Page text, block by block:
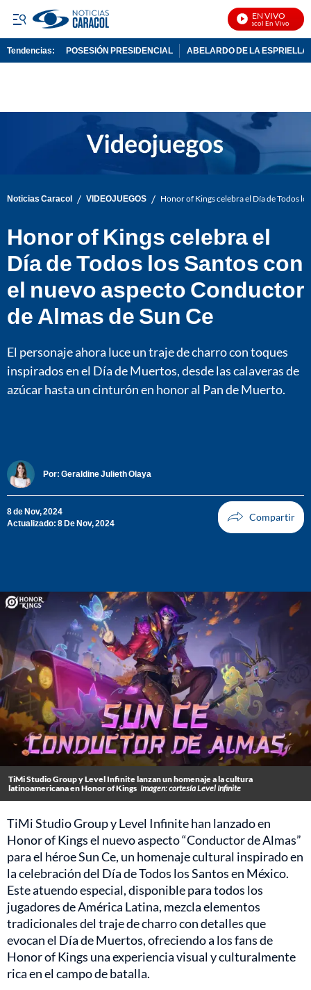
EN VIVO
Noticias Caracol En Vivo
Tendencias: POSESIÓN PRESIDENCIAL ABELARDO DE LA ESPRIELLA
Noticias Caracol / VIDEOJUEGOS / Honor of Kings celebra el Día de Todos
Honor of Kings celebra el
Día de Todos los Santos con
el nuevo aspecto Conductor
de Almas de Sun Ce
El personaje ahora luce un traje de charro con toques
inspirados en el Día de Muertos, desde las calaveras de
azúcar hasta un cinturón en honor al Pan de Muerto.
Por: Geraldine Julieth Olaya
8 de Nov, 2024
Actualizado: 8 De Nov, 2024
TiMi Studio Group y Level Infinite lanzan un homenaje a la cultura
latinoamericana en Honor of Kings Imagen: cortesía Level Infinite
TiMi Studio Group y Level Infinite han lanzado en
Honor of Kings el nuevo aspecto “Conductor de Almas”
para el héroe Sun Ce, un homenaje cultural inspirado en
la celebración del Día de Todos los Santos en México.
Este atuendo especial, disponible para todos los
jugadores de América Latina, mezcla elementos
tradicionales del traje de charro con detalles que
evocan el Día de Muertos, ofreciendo a los fans de
Honor of Kings una experiencia visual y culturalmente
rica en el campo de batalla.